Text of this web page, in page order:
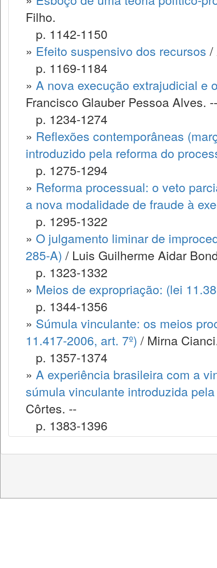
Filho.
p. 1142-1150
» Efeito suspensivo dos recursos /
p. 1169-1184
» A nova execução extrajudicial e
Francisco Glauber Pessoa Alves. --
p. 1234-1274
» Reflexões contemporâneas
introduzido pela reforma do
p. 1275-1294
» Reforma processual: o veto
a nova modalidade de fraude à
p. 1295-1322
» O julgamento liminar de
285-A) / Luis Guilherme Aidar
p. 1323-1332
» Meios de expropriação: (lei
p. 1344-1356
» Súmula vinculante: os meios
11.417-2006, art. 7º) / Mirna
p. 1357-1374
» A experiência brasileira com a
súmula vinculante introduzida
Côrtes. --
p. 1383-1396